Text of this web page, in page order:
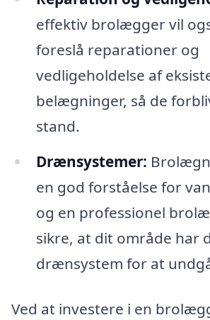
effektiv brolægger vil
foreslå reparationer og
vedligeholdelse af
belægninger, så de
stand.
Drænsystemer:
en god forståelse for
og en professionel
sikre, at dit område har
drænsystem for at
Ved at investere i en